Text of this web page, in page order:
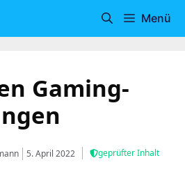
Menü
Gaming-
5. April 2022 geprüfter Inhalt